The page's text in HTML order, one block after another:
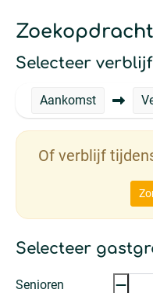
Zoekopdracht
Selecteer
Aankomst
Of verblijf
Selecteer
Senioren